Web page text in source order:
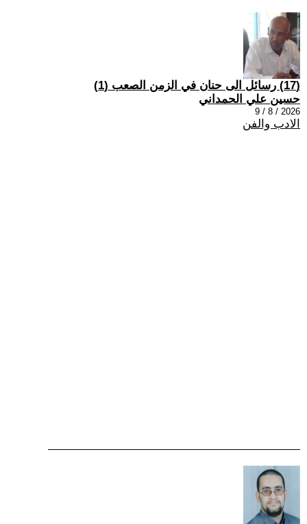
(17) رسائل الى حنان في الزمن الصعب (1)
حسين علي الحمداني
2026 / 8 / 9
الادب والفن